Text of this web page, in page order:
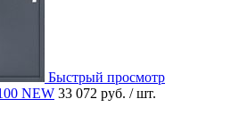
Быстрый просмотр
NEW 33 072 руб. / шт.